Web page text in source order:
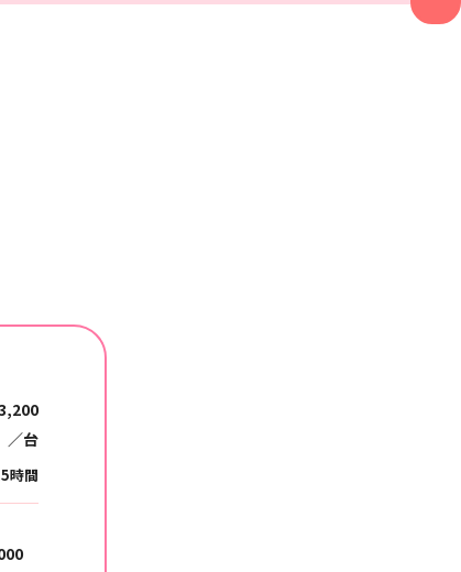
／台
時間